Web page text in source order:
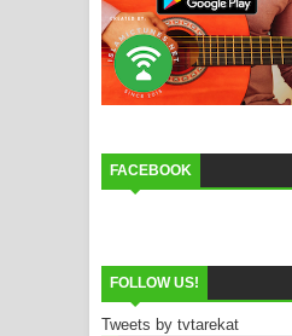
FACEBOOK
FOLLOW US!
Tweets by tvtarekat